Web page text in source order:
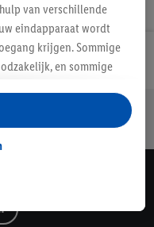
klant
30 dagen bedenktijd
van verschillende
eindapparaat wordt
krijgen. Sommige
en sommige
en
van
de Lidl-diensten.
de winkel ook voor de
het personaliseren